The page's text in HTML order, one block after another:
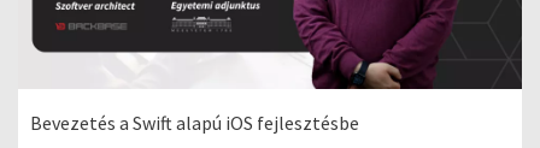
Bevezetés a Swift alapú iOS fejlesztésbe